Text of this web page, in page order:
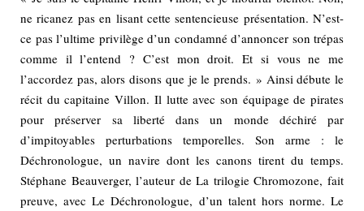
ne ricanez pas en lisant cette sentencieuse présentation. N’est-
ce pas l’ultime privilège d’un condamné d’annoncer son trépas
comme il l’entend ? C’est mon droit. Et si vous ne me
l’accordez pas, alors disons que je le prends. » Ainsi débute le
récit du capitaine Villon. Il lutte avec son équipage de pirates
pour préserver sa liberté dans un monde déchiré par
d’impitoyables perturbations temporelles. Son arme : le
Déchronologue, un navire dont les canons tirent du temps.
Stéphane Beauverger, l’auteur de La trilogie Chromozone, fait
preuve, avec Le Déchronologue, d’un talent hors norme. Le